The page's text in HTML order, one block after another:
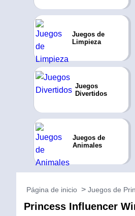
Juegos de
Limpieza
Juegos
Divertidos
Juegos de
Animales
Página de inicio Juegos de
Princess Influencer